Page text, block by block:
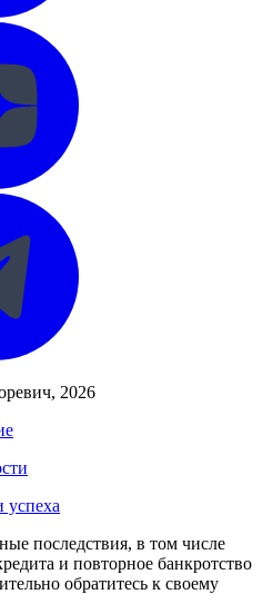
, 2026
успеха
последствия, в том числе
и повторное банкротство
обратитесь к своему